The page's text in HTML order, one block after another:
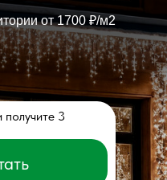
от 1700 ₽/м2
3